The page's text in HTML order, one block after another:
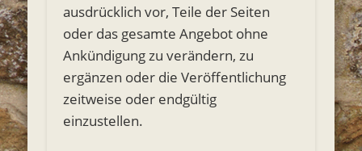
ausdrücklich vor, Teile der Seiten
oder das gesamte Angebot ohne
Ankündigung zu verändern, zu
ergänzen oder die Veröffentlichung
zeitweise oder endgültig
einzustellen.